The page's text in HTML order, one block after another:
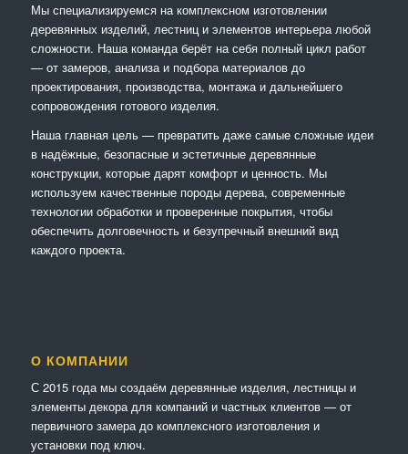
Мы специализируемся на комплексном изготовлении
деревянных изделий, лестниц и элементов интерьера любой
сложности. Наша команда берёт на себя полный цикл работ
— от замеров, анализа и подбора материалов до
проектирования, производства, монтажа и дальнейшего
сопровождения готового изделия.
Наша главная цель — превратить даже самые сложные идеи
в надёжные, безопасные и эстетичные деревянные
конструкции, которые дарят комфорт и ценность. Мы
используем качественные породы дерева, современные
технологии обработки и проверенные покрытия, чтобы
обеспечить долговечность и безупречный внешний вид
каждого проекта.
О КОМПАНИИ
С 2015 года мы создаём деревянные изделия, лестницы и
элементы декора для компаний и частных клиентов — от
первичного замера до комплексного изготовления и
установки под ключ.